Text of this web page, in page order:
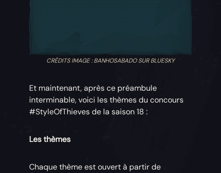
CRÉDITS IMAGE : BANHOSABADO SUR BLUESKY
Et maintenant, après ce préambule
interminable, voici les thèmes du concours
#StyleOfThieves de la saison 18 :
Les thèmes
Chaque thème est ouvert à partir de